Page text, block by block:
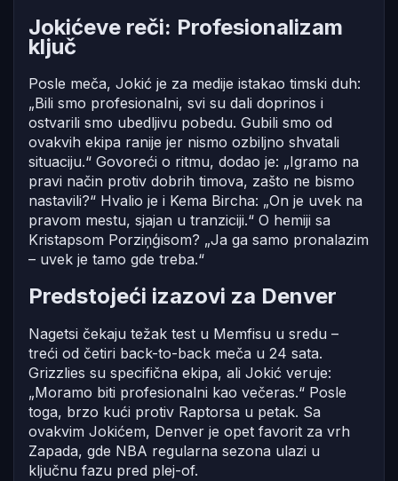
Jokićeve reči: Profesionalizam
ključ
Posle meča, Jokić je za medije istakao timski duh:
„Bili smo profesionalni, svi su dali doprinos i
ostvarili smo ubedljivu pobedu. Gubili smo od
ovakvih ekipa ranije jer nismo ozbiljno shvatali
situaciju.“ Govoreći o ritmu, dodao je: „Igramo na
pravi način protiv dobrih timova, zašto ne bismo
nastavili?“ Hvalio je i Kema Bircha: „On je uvek na
pravom mestu, sjajan u tranziciji.“ O hemiji sa
Kristapsom Porziņģisom? „Ja ga samo pronalazim
– uvek je tamo gde treba.“
Predstojeći izazovi za Denver
Nagetsi čekaju težak test u Memfisu u sredu –
treći od četiri back-to-back meča u 24 sata.
Grizzlies su specifična ekipa, ali Jokić veruje:
„Moramo biti profesionalni kao večeras.“ Posle
toga, brzo kući protiv Raptorsa u petak. Sa
ovakvim Jokićem, Denver je opet favorit za vrh
Zapada, gde NBA regularna sezona ulazi u
ključnu fazu pred plej-of.